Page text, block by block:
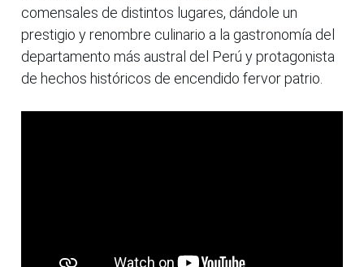
comensales de distintos lugares, dándole un
prestigio y renombre culinario a la gastronomía del
departamento más austral del Perú y protagonista
de hechos históricos de encendido fervor patrio.